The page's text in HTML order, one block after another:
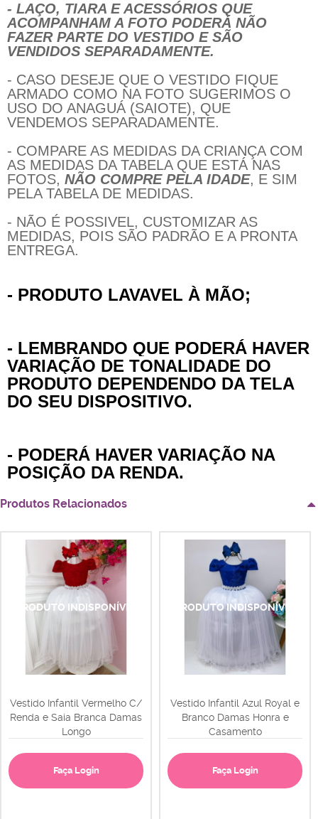
- LAÇO, TIARA E ACESSÓRIOS QUE
ACOMPANHAM A FOTO PODERÁ NÃO
FAZER PARTE DO VESTIDO E SÃO
VENDIDOS SEPARADAMENTE.
- CASO DESEJE QUE O VESTIDO FIQUE
ARMADO COMO NA FOTO SUGERIMOS O
USO DO ANAGUÁ (SAIOTE), QUE
VENDEMOS SEPARADAMENTE.
- COMPARE AS MEDIDAS DA CRIANÇA COM
AS MEDIDAS DA TABELA QUE ESTÁ NAS
FOTOS, NÃO COMPRE PELA IDADE, E SIM
PELA TABELA DE MEDIDAS.
- NÃO É POSSIVEL, CUSTOMIZAR AS
MEDIDAS, POIS SÃO PADRÃO E A PRONTA
ENTREGA.
- PRODUTO LAVAVEL À MÃO;
- LEMBRANDO QUE PODERÁ HAVER
VARIAÇÃO DE TONALIDADE DO
PRODUTO DEPENDENDO DA TELA
DO SEU DISPOSITIVO.
- PODERÁ HAVER VARIAÇÃO NA
POSIÇÃO DA RENDA.
Produtos Relacionados
Vestido Infantil Vermelho C/
Renda e Saia Branca Damas
Longo
Faça Login
Vestido Infantil Azul Royal e
Branco Damas Honra e
Casamento
Faça Login